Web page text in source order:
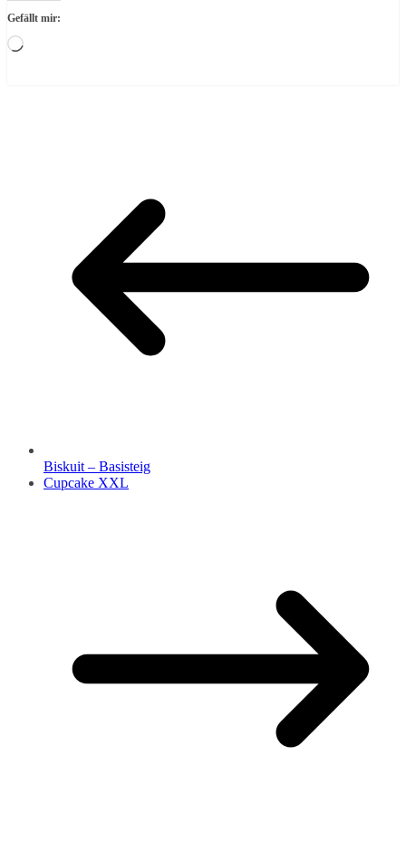
Gefällt mir:
Wird
Biskuit – Basisteig
Cupcake XXL